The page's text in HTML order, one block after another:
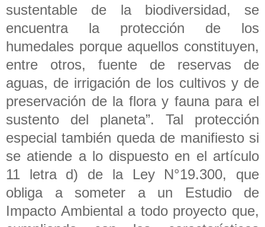
sustentable de la biodiversidad, se
encuentra la protección de los
humedales porque aquellos constituyen,
entre otros, fuente de reservas de
aguas, de irrigación de los cultivos y de
preservación de la flora y fauna para el
sustento del planeta”. Tal protección
especial también queda de manifiesto si
se atiende a lo dispuesto en el artículo
11 letra d) de la Ley N°19.300, que
obliga a someter a un Estudio de
Impacto Ambiental a todo proyecto que,